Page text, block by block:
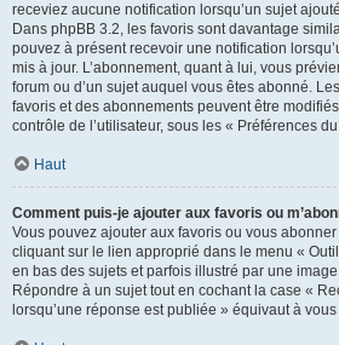
receviez aucune notification lorsqu’un sujet
Dans phpBB 3.2, les favoris sont davantage
pouvez à présent recevoir une notification
mis à jour. L’abonnement, quant à lui, vous
forum ou d’un sujet auquel vous êtes abonné.
favoris et des abonnements peuvent être
contrôle de l’utilisateur, sous les « Préférences
Haut
Comment puis-je ajouter aux favoris ou
Vous pouvez ajouter aux favoris ou vous
cliquant sur le lien approprié dans le menu «
en bas des sujets et parfois illustré par une
Répondre à un sujet tout en cochant la case «
lorsqu’une réponse est publiée » équivaut à